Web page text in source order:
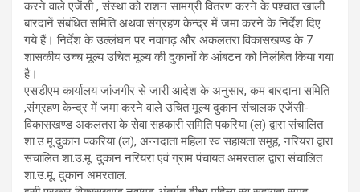
o
o
A
p
a
m
करने वाले एजेंसी , संस्था को राशन सामग्री वितरण करने के पश्चात खाली
बारदानें संबंधित समिति अथवा संग्रहण केन्द्र में जमा करने के निर्देश दिए
गये हैं। निर्देश के उल्लंघन पर नवागढ़ और अकलतरा विकासखण्ड के 7
शासकीय उच्च मूल्य उचित मूल्य की दुकानों के आंबटन को निलंबित किया गया
है।
एसडीएम कार्यालय जांजगीर से जारी आदेश के अनुसार, कम बारदाना समिति
,संग्रहण केन्द्र में जमा करने वाले उचित मूल्य दुकान संचालक एजेंसी-
विकासखण्ड अकलतरा के सेवा सहकारी समिति पकरिया (ल) द्वारा संचालित
शा.उ.मू.दुकान पकरिया (ल), अन्नदाता महिला स्व सहायता समूह, नरियरा द्वारा
संचालित शा.उ.मू. दुकान नरियरा एवं ग्राम पंचायत अमरताल द्वारा संचालित
शा.उ.मू. दुकान अमरताल.